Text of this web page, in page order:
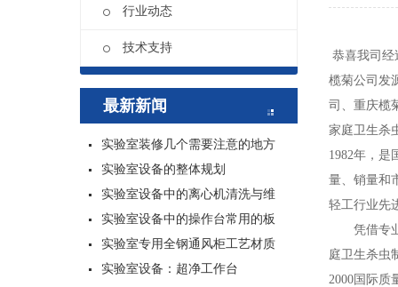
行业动态
技术支持
最新新闻
实验室装修几个需要注意的地方
实验室设备的整体规划
实验室设备中的离心机清洗与维
实验室设备中的操作台常用的板
实验室专用全钢通风柜工艺材质
实验室设备：超净工作台
恭喜我司经
榄菊公司发
司、重庆榄
家庭卫生杀
1982年，是
量、销量和
轻工行业先
凭借专业
庭卫生杀虫
2000国际质